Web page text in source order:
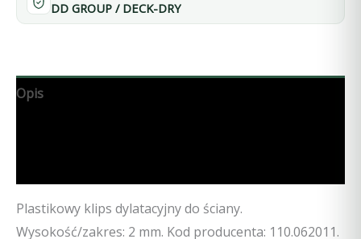
DD GROUP / DECK-DRY
Opis
Plastikowy klips dylatacyjny do ściany.
Wysokość/zakres: 2 mm. Kod producenta: 110.062011.